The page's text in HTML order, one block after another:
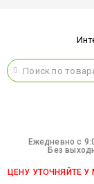
Ежедневно c
Без
ЦЕНУ УТОЧНЯЙТЕ